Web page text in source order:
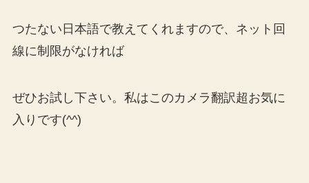
つたない日本語で教えてくれますので、ネット回
線に制限がなければ
ぜひお試し下さい。私はこのカメラ翻訳超お気に
入りです(^^)